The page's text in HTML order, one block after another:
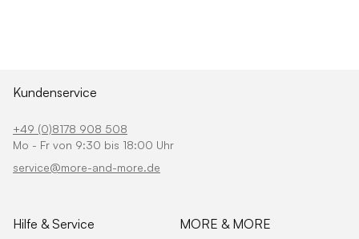
Kundenservice
+49 (0)8178 908 508
Mo - Fr von 9:30 bis 18:00 Uhr
service@more-and-more.de
Hilfe & Service MORE & MORE